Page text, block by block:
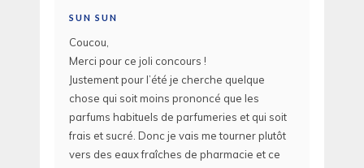
SUN SUN
Coucou,
Merci pour ce joli concours !
Justement pour l’été je cherche quelque
chose qui soit moins prononcé que les
parfums habituels de parfumeries et qui soit
frais et sucré. Donc je vais me tourner plutôt
vers des eaux fraîches de pharmacie et ce